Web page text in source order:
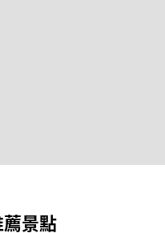
景點